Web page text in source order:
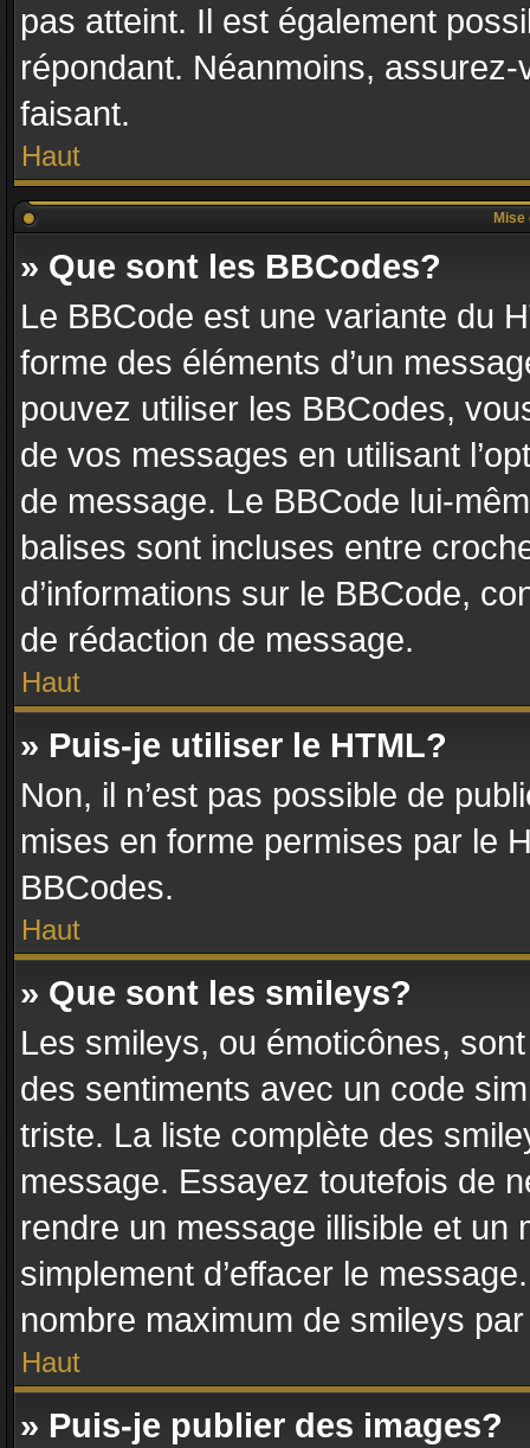
pas atteint. Il est également
répondant. Néanmoins,
faisant.
Haut
» Que sont les BBCodes?
Le BBCode est une variante du
forme des éléments d’un
pouvez utiliser les BBCodes,
de vos messages en utilisant
de message. Le BBCode lui-
balises sont incluses entre
d’informations sur le BBCode,
de rédaction de message.
Haut
» Puis-je utiliser le HTML?
Non, il n’est pas possible de
mises en forme permises par le
BBCodes.
Haut
» Que sont les smileys?
Les smileys, ou émoticônes,
des sentiments avec un code
triste. La liste complète des
message. Essayez toutefois de
rendre un message illisible et un
simplement d’effacer le
nombre maximum de smileys
Haut
» Puis-je publier des images?